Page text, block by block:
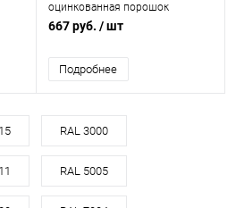
оцинкованная порошок
ф140х1250мм RAL 3007
667 руб. / шт
Подробнее
RAL 3000
RAL 5005